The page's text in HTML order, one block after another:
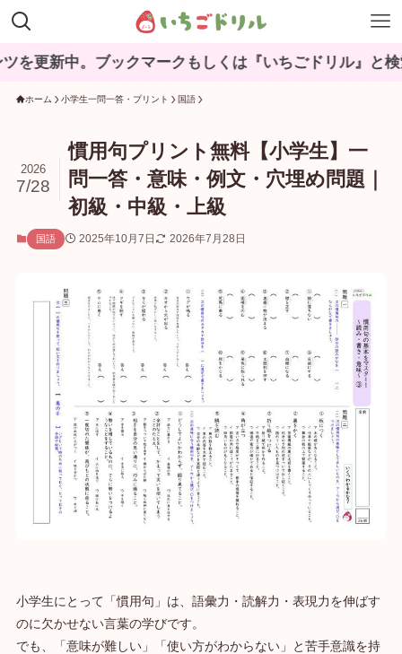
。ブックマークもしくは『いちごドリル』と検索してね♪
ホーム 小学生一問一答・プリント 国語
慣用句プリント無料【小学生】一
問一答・意味・例文・穴埋め問題｜
初級・中級・上級
2026
7/28
国語 2025年10月7日 2026年7月28日
小学生にとって「慣用句」は、語彙力・読解力・表現力を伸ばす
のに欠かせない言葉の学びです。
でも、「意味が難しい」「使い方がわからない」と苦手意識を持